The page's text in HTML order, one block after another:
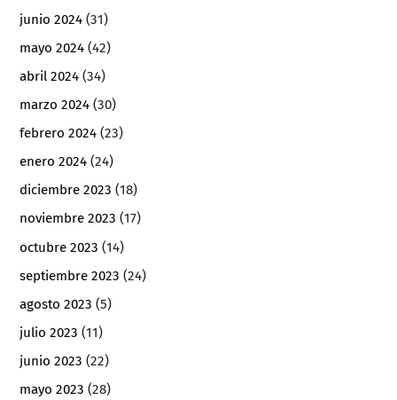
junio 2024 (31)
mayo 2024 (42)
abril 2024 (34)
marzo 2024 (30)
febrero 2024 (23)
enero 2024 (24)
diciembre 2023 (18)
noviembre 2023 (17)
octubre 2023 (14)
septiembre 2023 (24)
agosto 2023 (5)
julio 2023 (11)
junio 2023 (22)
mayo 2023 (28)